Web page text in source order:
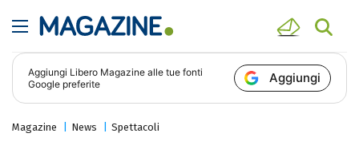
Aggiungi Libero Magazine alle tue fonti
Google preferite
Aggiungi
Magazine News Spettacoli